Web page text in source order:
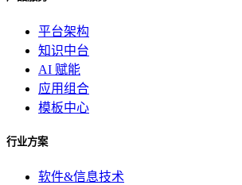
平台架构
知识中台
AI 赋能
应用组合
模板中心
行业方案
软件&信息技术